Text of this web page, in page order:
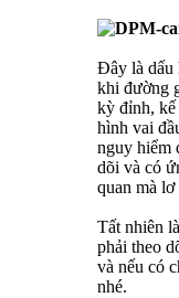
Đây là dấu
khi đường
kỳ đỉnh, kế
hình vai
nguy hiểm
dõi và có
quan mà lơ
Tất nhiên
phải theo
và nếu có
nhé.